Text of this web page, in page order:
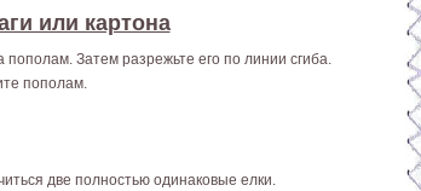
или картона
Затем разрежьте его по линии сгиба.
пополам.
две полностью одинаковые елки.